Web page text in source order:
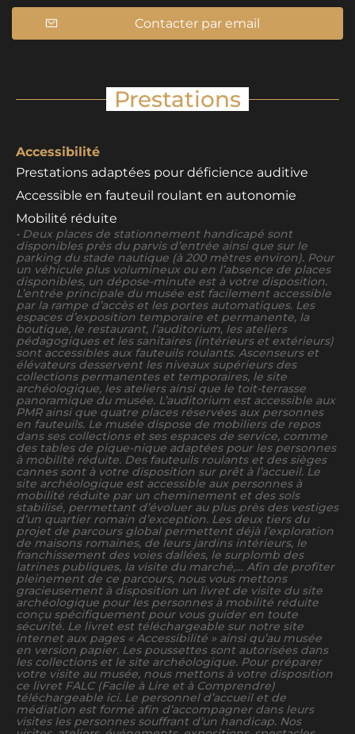
Contacter par email
Prestations
Accessibilité
Prestations adaptées pour déficience auditive
Accessible en fauteuil roulant en autonomie
Mobilité réduite
• Deux places de stationnement handicapé sont
disponibles près du parvis d’entrée ainsi que sur le
parking du stade nautique (à 200 mètres environ). Pour
un véhicule plus volumineux ou en l’absence de places
disponibles, un dépose-minute est à votre disposition.
L’entrée principale du musée est facilement accessible
par la rampe d’accès et les portes automatiques. Les
espaces d’exposition temporaire et permanente, la
boutique, le restaurant, l’auditorium, les ateliers
pédagogiques et les sanitaires (intérieurs et extérieurs)
sont accessibles aux fauteuils roulants. Ascenseurs et
élévateurs desservent les niveaux supérieurs des
collections permanentes et temporaires, le site
archéologique, les ateliers ainsi que le toit-terrasse
panoramique du musée. L’auditorium est accessible aux
PMR ainsi que quatre places réservées aux personnes
en fauteuils. Le musée dispose de mobiliers de repos
dans ses collections et ses espaces de service, comme
des tables de pique-nique adaptées pour les personnes
à mobilité réduite. Des fauteuils roulants et des sièges
cannes sont à votre disposition sur prêt à l’accueil. Le
site archéologique est accessible aux personnes à
mobilité réduite par un cheminement et des sols
stabilisé, permettant d’évoluer au plus près des vestiges
d’un quartier romain d’exception. Les deux tiers du
projet de parcours global permettent déjà l’exploration
de maisons romaines, de leurs jardins intérieurs, le
franchissement des voies dallées, le surplomb des
latrines publiques, la visite du marché,… Afin de profiter
pleinement de ce parcours, nous vous mettons
gracieusement à disposition un livret de visite du site
archéologique pour les personnes à mobilité réduite
conçu spécifiquement pour vous guider en toute
sécurité. Le livret est téléchargeable sur notre site
internet aux pages « Accessibilité » ainsi qu’au musée
en version papier. Les poussettes sont autorisées dans
les collections et le site archéologique. Pour préparer
votre visite au musée, nous mettons à votre disposition
ce livret FALC (Facile à Lire et à Comprendre)
téléchargeable ici. Le personnel d’accueil et de
médiation est formé afin d’accompagner dans leurs
visites les personnes souffrant d’un handicap. Nos